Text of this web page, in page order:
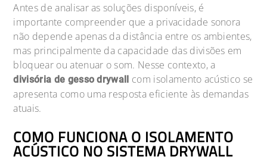
Antes de analisar as soluções disponíveis, é
importante compreender que a privacidade sonora
não depende apenas da distância entre os ambientes,
mas principalmente da capacidade das divisões em
bloquear ou atenuar o som. Nesse contexto, a
divisória de gesso drywall com isolamento acústico se
apresenta como uma resposta eficiente às demandas
atuais.
COMO FUNCIONA O ISOLAMENTO
ACÚSTICO NO SISTEMA DRYWALL